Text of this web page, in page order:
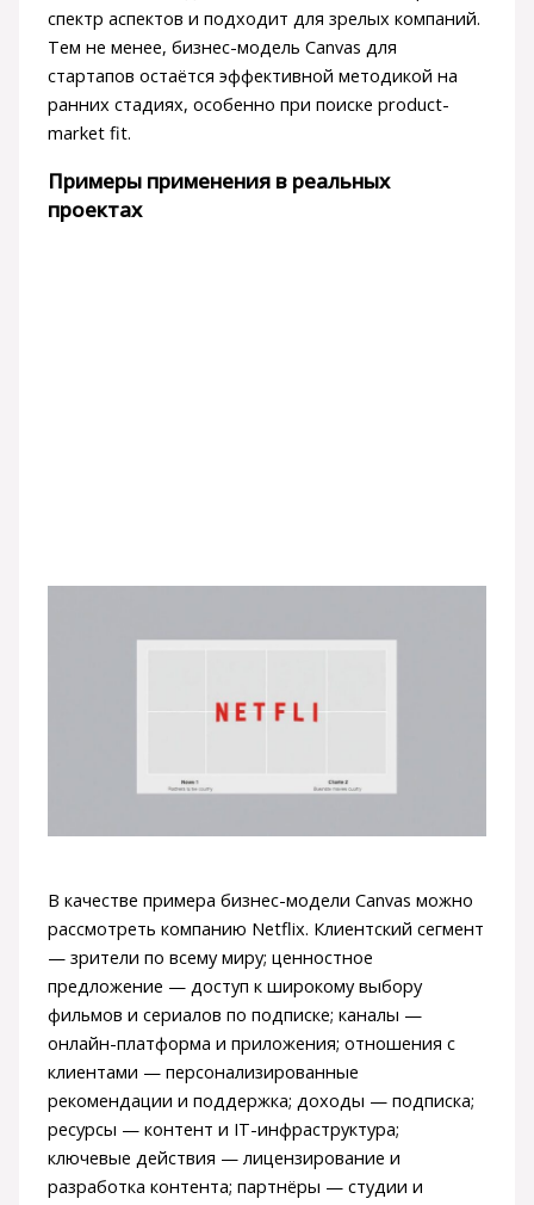
спектр аспектов и подходит для зрелых компаний.
Тем не менее, бизнес-модель Canvas для
стартапов остаётся эффективной методикой на
ранних стадиях, особенно при поиске product-
market fit.
Примеры применения в реальных
проектах
В качестве примера бизнес-модели Canvas можно
рассмотреть компанию Netflix. Клиентский сегмент
— зрители по всему миру; ценностное
предложение — доступ к широкому выбору
фильмов и сериалов по подписке; каналы —
онлайн-платформа и приложения; отношения с
клиентами — персонализированные
рекомендации и поддержка; доходы — подписка;
ресурсы — контент и IT-инфраструктура;
ключевые действия — лицензирование и
разработка контента; партнёры — студии и